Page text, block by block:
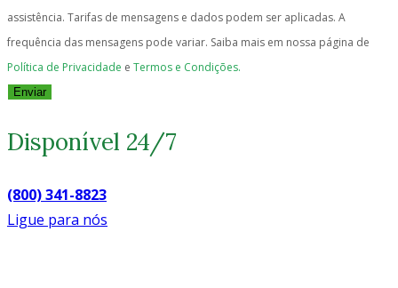
assistência. Tarifas de mensagens e dados podem ser aplicadas. A
frequência das mensagens pode variar. Saiba mais em nossa página de
Política de Privacidade e Termos e Condições.
Enviar
Disponível 24/7
(800) 341-8823
Ligue para nós